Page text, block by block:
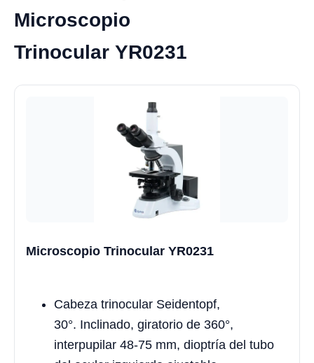
Microscopio
Trinocular YR0231
Microscopio Trinocular YR0231
Cabeza trinocular Seidentopf,
30°. Inclinado, giratorio de 360°,
interpupilar 48-75 mm, dioptría del tubo